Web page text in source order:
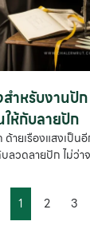
สำหรับงานปั
ให้กับลายปัก
ด้ายเรืองแสงเป็
ลวดลายปัก ไม่ว่าจ
1 2 3